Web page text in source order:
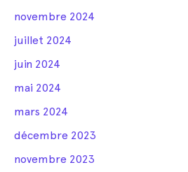
novembre 2024
juillet 2024
juin 2024
mai 2024
mars 2024
décembre 2023
novembre 2023